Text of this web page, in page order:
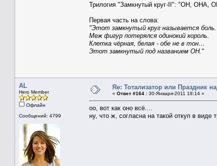
Трилогия "Замкнутый круг-II": "ОН, ОНА,
Первая часть на слова:
"Этот замкнутый круг называется боль.
Меж фигур потерялся одинокий король.
Клетка чёрная, белая - обе не в тон…
Этот замкнутый под названием ОН."
AL
Hero Member
Офлайн
Сообщений: 4799
Re: Тотализатор или Праздник
« Ответ #164 : 30-Января-2011 18:14 »
оо, вот как оно всё....
ну, что ж, согласна на такой откуп в виде